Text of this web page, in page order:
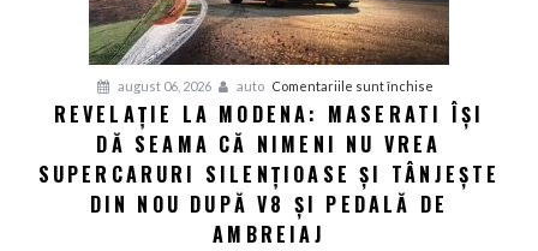
masiv
GWM
H10
august 06, 2026 auto Comentariile sunt închise
Revelație
la
Modena:
Maserati
își
REVELAȚIE LA MODENA: MASERATI ÎȘI
DĂ SEAMA CĂ NIMENI NU VREA
SUPERCARURI SILENȚIOASE ȘI TÂNJEȘTE
DIN NOU DUPĂ V8 ȘI PEDALĂ DE
AMBREIAJ